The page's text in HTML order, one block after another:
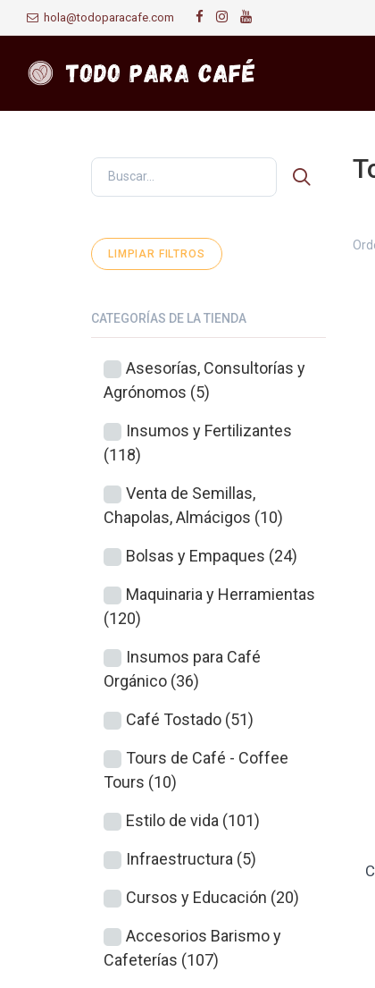
hola@todoparacafe.com
LIMPIAR FILTROS
CATEGORÍAS DE LA TIENDA
Asesorías, Consultorías y
Agrónomos (5)
Insumos y Fertilizantes
(118)
Venta de Semillas,
Chapolas, Almácigos (10)
Bolsas y Empaques (24)
Maquinaria y Herramientas
(120)
Insumos para Café
Orgánico (36)
Café Tostado (51)
Tours de Café - Coffee
Tours (10)
Estilo de vida (101)
Infraestructura (5)
Cursos y Educación (20)
Accesorios Barismo y
Cafeterías (107)